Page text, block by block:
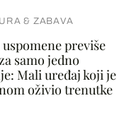
& ZABAVA
uspomene previše
samo jedno
Mali uređaj koji je
oživio trenutke